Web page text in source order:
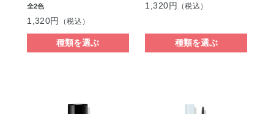
全2色
1,320円 （税込）
種類を選ぶ
1,320円
（税込）
種類を選ぶ